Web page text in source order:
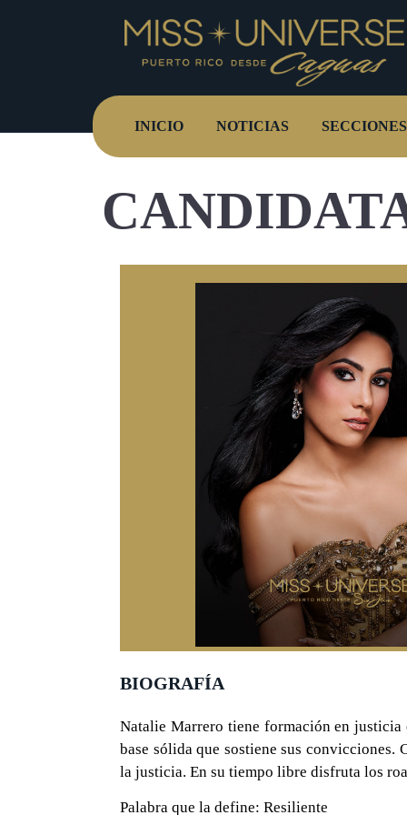
INICIO NOTICIAS SECCIONES
BIOGRAFÍA
Natalie Marrero tiene formación en
base sólida que sostiene sus
la justicia. En su tiempo libre disfruta los
Palabra que la define: Resiliente